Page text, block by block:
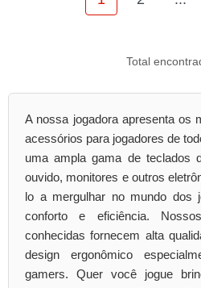
Total
A nossa jogadora apresenta os
acessórios para jogadores de
uma ampla gama de teclados
ouvido, monitores e outros
lo a mergulhar no mundo dos
conforto e eficiência.
conhecidas fornecem alta
design ergonômico
gamers. Quer você jogue